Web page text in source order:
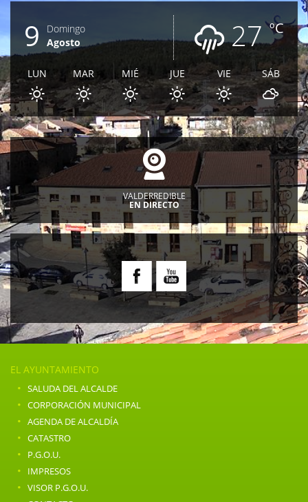
ºC
27
9
Domingo
Agosto
LUN MAR MIÉ JUE VIE SÁB
VALDERREDIBLE
EN DIRECTO
EL AYUNTAMIENTO
· SALUDA DEL ALCALDE
· CORPORACIÓN MUNICIPAL
· AGENDA DE ALCALDÍA
· CATASTRO
· P.G.O.U.
· IMPRESOS
· VISOR P.G.O.U.